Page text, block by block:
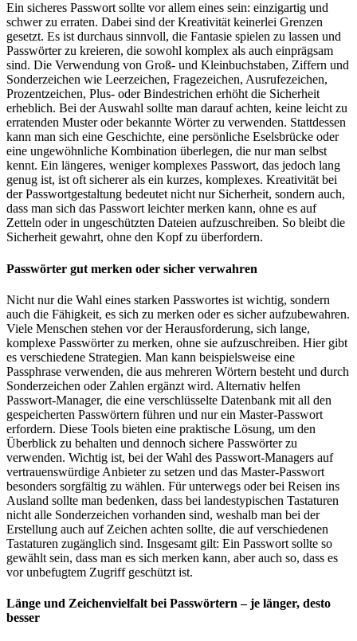
Ein sicheres Passwort sollte vor allem eines sein: einzigartig und
schwer zu erraten. Dabei sind der Kreativität keinerlei Grenzen
gesetzt. Es ist durchaus sinnvoll, die Fantasie spielen zu lassen und
Passwörter zu kreieren, die sowohl komplex als auch einprägsam
sind. Die Verwendung von Groß- und Kleinbuchstaben, Ziffern und
Sonderzeichen wie Leerzeichen, Fragezeichen, Ausrufezeichen,
Prozentzeichen, Plus- oder Bindestrichen erhöht die Sicherheit
erheblich. Bei der Auswahl sollte man darauf achten, keine leicht zu
erratenden Muster oder bekannte Wörter zu verwenden. Stattdessen
kann man sich eine Geschichte, eine persönliche Eselsbrücke oder
eine ungewöhnliche Kombination überlegen, die nur man selbst
kennt. Ein längeres, weniger komplexes Passwort, das jedoch lang
genug ist, ist oft sicherer als ein kurzes, komplexes. Kreativität bei
der Passwortgestaltung bedeutet nicht nur Sicherheit, sondern auch,
dass man sich das Passwort leichter merken kann, ohne es auf
Zetteln oder in ungeschützten Dateien aufzuschreiben. So bleibt die
Sicherheit gewahrt, ohne den Kopf zu überfordern.
Passwörter gut merken oder sicher verwahren
Nicht nur die Wahl eines starken Passwortes ist wichtig, sondern
auch die Fähigkeit, es sich zu merken oder es sicher aufzubewahren.
Viele Menschen stehen vor der Herausforderung, sich lange,
komplexe Passwörter zu merken, ohne sie aufzuschreiben. Hier gibt
es verschiedene Strategien. Man kann beispielsweise eine
Passphrase verwenden, die aus mehreren Wörtern besteht und durch
Sonderzeichen oder Zahlen ergänzt wird. Alternativ helfen
Passwort-Manager, die eine verschlüsselte Datenbank mit all den
gespeicherten Passwörtern führen und nur ein Master-Passwort
erfordern. Diese Tools bieten eine praktische Lösung, um den
Überblick zu behalten und dennoch sichere Passwörter zu
verwenden. Wichtig ist, bei der Wahl des Passwort-Managers auf
vertrauenswürdige Anbieter zu setzen und das Master-Passwort
besonders sorgfältig zu wählen. Für unterwegs oder bei Reisen ins
Ausland sollte man bedenken, dass bei landestypischen Tastaturen
nicht alle Sonderzeichen vorhanden sind, weshalb man bei der
Erstellung auch auf Zeichen achten sollte, die auf verschiedenen
Tastaturen zugänglich sind. Insgesamt gilt: Ein Passwort sollte so
gewählt sein, dass man es sich merken kann, aber auch so, dass es
vor unbefugtem Zugriff geschützt ist.
Länge und Zeichenvielfalt bei Passwörtern – je länger, desto
besser